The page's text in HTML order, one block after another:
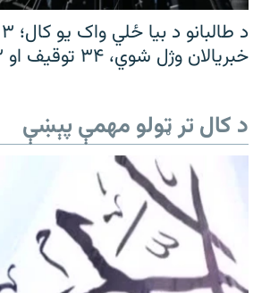
خبریالان وژل شوي، ۳۴ توقیف او ۱۳ وهل شوي
د کال تر ټولو مهمې پېښې